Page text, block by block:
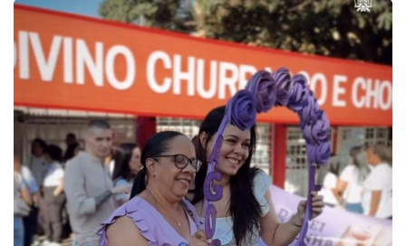
PARACATU E REGIÃO
Projeto CUTUCAR abre
7 de agosto de 2026